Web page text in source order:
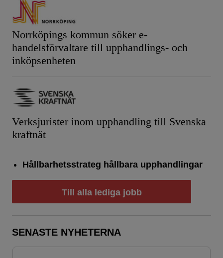
Norrköpings kommun söker e-
handelsförvaltare till upphandlings- och
inköpsenheten
Verksjurister inom upphandling till Svenska
kraftnät
Hållbarhetsstrateg hållbara upphandlingar
Till alla lediga jobb
SENASTE NYHETERNA